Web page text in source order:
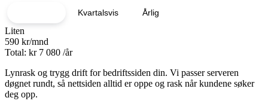
Kvartalsvis Årlig
Liten
590 kr/mnd
Total: kr 7 080 /år
Lynrask og trygg drift for bedriftssiden din. Vi passer serveren
døgnet rundt, så nettsiden alltid er oppe og rask når kundene søker
deg opp.